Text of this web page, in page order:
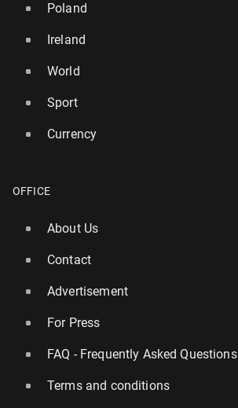
Poland
Ireland
World
Sport
Currency
OFFICE
About Us
Contact
Advertisement
For Press
FAQ - Frequently Asked Questions
Terms and conditions